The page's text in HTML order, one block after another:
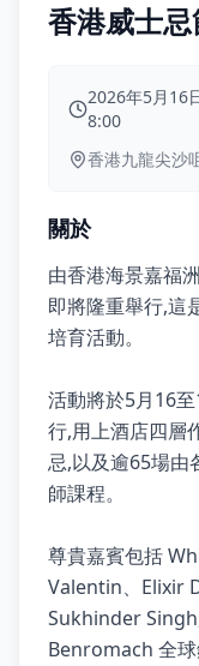
香港威士
2026年5月16
8:00
香港九龍尖沙
關於
由香港海景嘉福
即將隆重舉行,這
培育活動。
活動將於5月16
行,用上酒店四層
忌,以及逾65場由
師課程。
尊貴嘉賓包括
Valentin、Elixir
Sukhinder
Benromach 全